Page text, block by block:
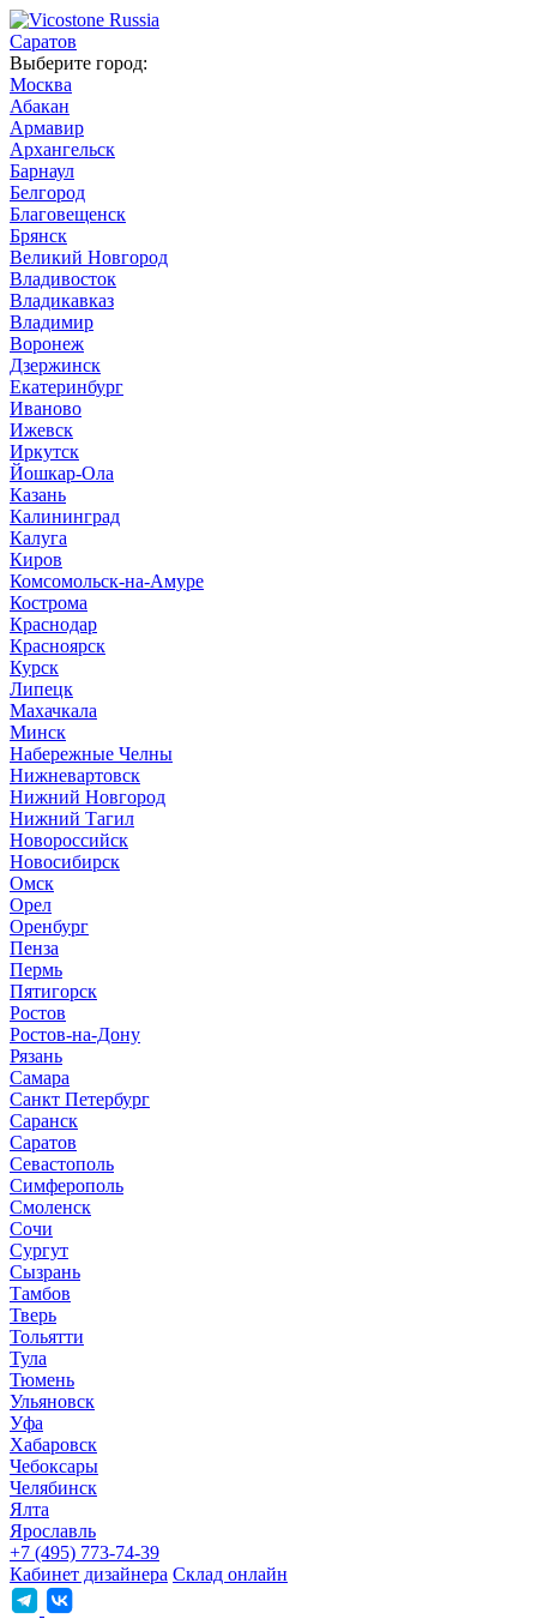
Саратов
Выберите город:
Москва
Абакан
Армавир
Архангельск
Барнаул
Белгород
Благовещенск
Брянск
Великий Новгород
Владивосток
Владикавказ
Владимир
Воронеж
Дзержинск
Екатеринбург
Иваново
Ижевск
Иркутск
Йошкар-Ола
Казань
Калининград
Калуга
Киров
Комсомольск-на-Амуре
Кострома
Краснодар
Красноярск
Курск
Липецк
Махачкала
Минск
Набережные Челны
Нижневартовск
Нижний Новгород
Нижний Тагил
Новороссийск
Новосибирск
Омск
Орел
Оренбург
Пенза
Пермь
Пятигорск
Ростов
Ростов-на-Дону
Рязань
Самара
Санкт Петербург
Саранск
Саратов
Севастополь
Симферополь
Смоленск
Сочи
Сургут
Сызрань
Тамбов
Тверь
Тольятти
Тула
Тюмень
Ульяновск
Уфа
Хабаровск
Чебоксары
Челябинск
Ялта
Ярославль
+7 (495) 773-74-39
Кабинет дизайнера Склад онлайн